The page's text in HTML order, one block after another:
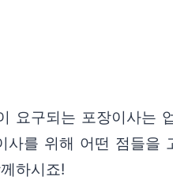
요구되는 포장이사는
사를 위해 어떤 점들을
하시죠!